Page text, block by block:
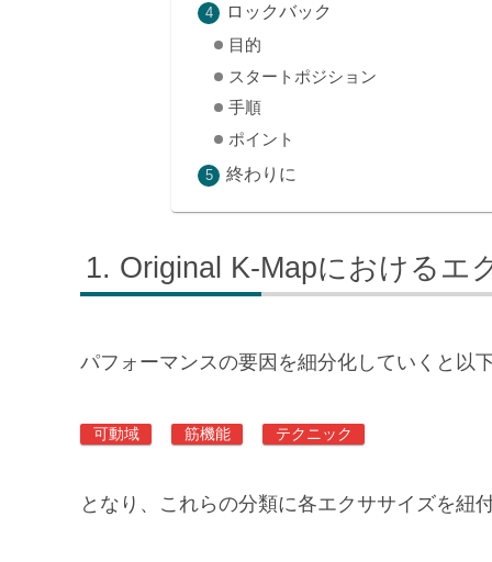
ロックバック
目的
スタートポジション
手順
ポイント
終わりに
Original K-Mapにおけるエ
パフォーマンスの要因を細分化していくと以
可動域 筋機能 テクニック
となり、これらの分類に各エクササイズを紐